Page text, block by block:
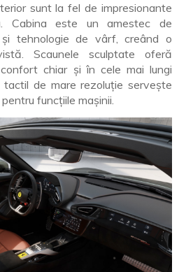
sunt la fel de impresionante
Cabina este un amestec de
și tehnologie de vârf, creând o
Scaunele sculptate oferă
chiar și în cele mai lungi
tactil de mare rezoluție servește
funcțiile mașinii.